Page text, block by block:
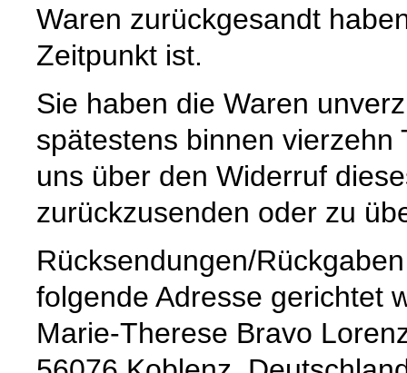
Waren zurückgesandt
Zeitpunkt ist.
Sie haben die Waren
spätestens binnen vierzehn
uns über den Widerruf
zurückzusenden oder zu
Rücksendungen/
folgende Adresse gerichtet
Marie-Therese Bravo